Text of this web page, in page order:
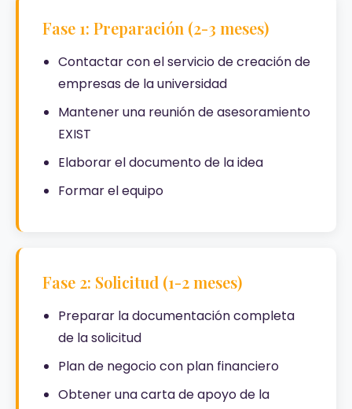
Fase 1: Preparación (2-3 meses)
Contactar con el servicio de creación de
empresas de la universidad
Mantener una reunión de asesoramiento
EXIST
Elaborar el documento de la idea
Formar el equipo
Fase 2: Solicitud (1-2 meses)
Preparar la documentación completa
de la solicitud
Plan de negocio con plan financiero
Obtener una carta de apoyo de la